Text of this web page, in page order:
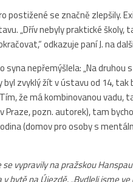
postižené se značně zlepšily.
„Dřív nebyly praktické
odkazuje paní J. na
syna nepřemýšlela: „Na
byl zvyklý žít v ústavu od 14,
že má kombinovanou vadu,
Praze, pozn. autorek), tam
(domov pro osoby s
vypravily na pražskou
bytě na Újezdě. „Bydleli jsme